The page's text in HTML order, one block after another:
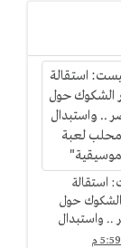
استقالة
الشكوك حول
واستبدال
لعبة